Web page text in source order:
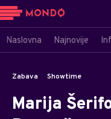
Naslovna Najnovije
Zabava Showtime
Marija